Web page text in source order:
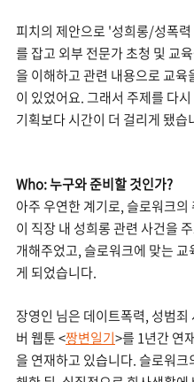
피치의 제안으로 '성희롱/성폭
를 잡고 외부 전문가 초청 및 교
을 이해하고 관련 내용으로 교
이 있었어요. 그래서 주제를 다
기획보다 시간이 더 걸리게 됐습
Who: 누구와 준비할 것인가?
아주 우연한 계기로, 슬로워크
이 직장 내 성희롱 관련 사건을
개해주었고, 슬로워크에 맞는
게 되었습니다.
장영인 님은 데이트폭력, 성범
버 웹툰 <짱변일기>를 1년간 연
을 연재하고 있습니다. 슬로워